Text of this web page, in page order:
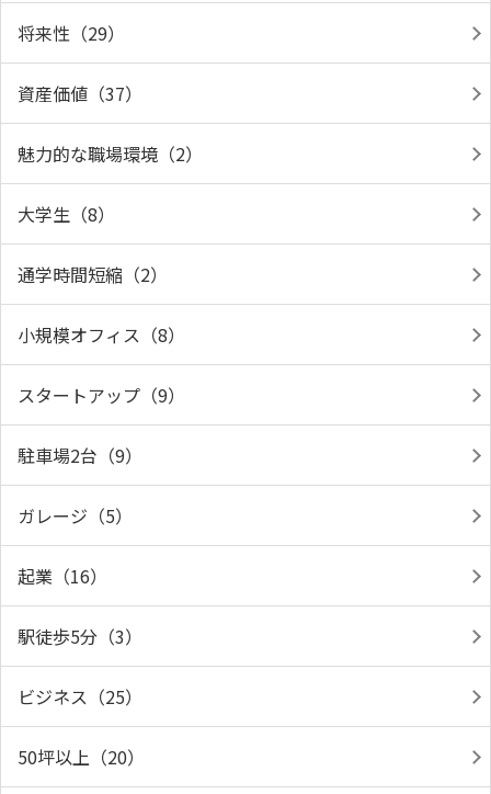
将来性（29）
資産価値（37）
魅力的な職場環境（2）
大学生（8）
通学時間短縮（2）
小規模オフィス（8）
スタートアップ（9）
駐車場2台（9）
ガレージ（5）
起業（16）
駅徒歩5分（3）
ビジネス（25）
50坪以上（20）